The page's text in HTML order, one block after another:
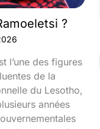
?
l’une des figures
de la
du Lesotho,
années